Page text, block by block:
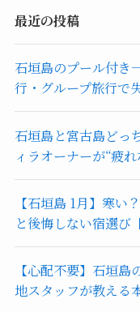
最近の投稿
石垣島のプール付き
行・グループ旅行で
石垣島と宮古島どっ
ィラオーナーが“疲
【石垣島 1月】寒い
と後悔しない宿選び
【心配不要】石垣
地スタッフが教える